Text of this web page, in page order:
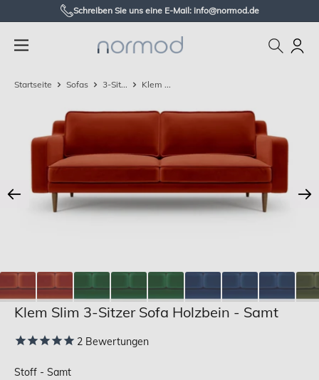
springen
Schreiben Sie uns eine E-Mail: info@normod.de
Normod
Startseite Sofas 3-Sit... Klem ...
Klem Slim 3-Sitzer Sofa Holzbein - Samt
2 Bewertungen
Stoff - SamtStoff